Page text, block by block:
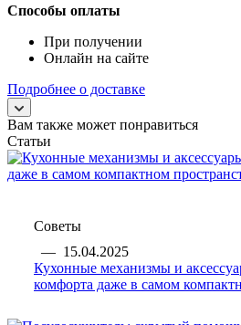
Способы оплаты
При получении
Онлайн на сайте
Подробнее о доставке
Вам также может понравиться
Статьи
Советы
— 15.04.2025
Кухонные механизмы и
комфорта даже в самом